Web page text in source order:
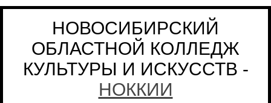
НОВОСИБИРСКИЙ
ОБЛАСТНОЙ КОЛЛЕДЖ
КУЛЬТУРЫ И ИСКУССТВ -
НОККИИ